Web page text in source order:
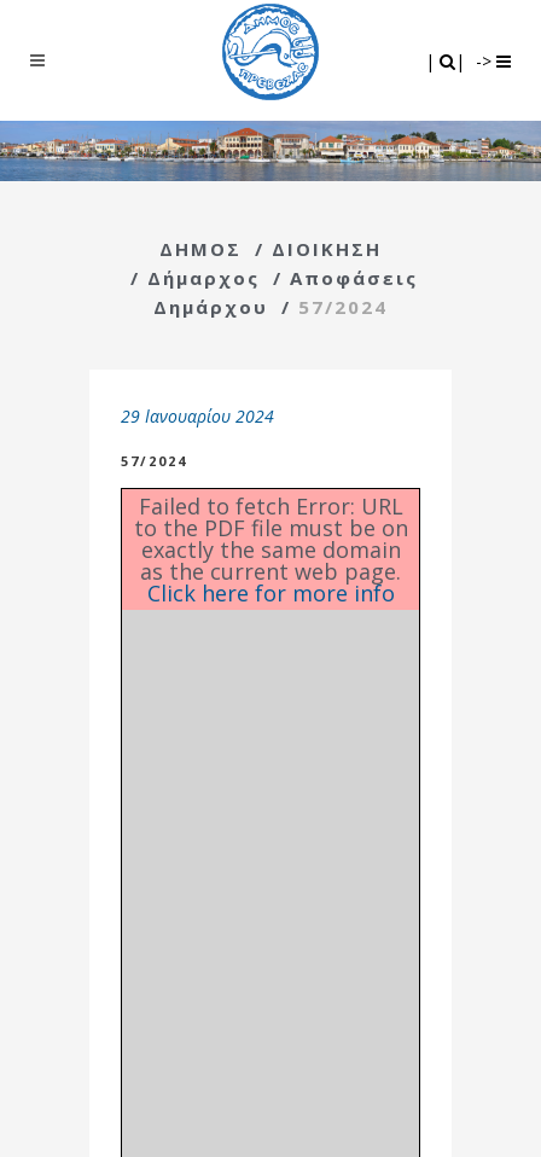
| | ->
ΔΗΜΟΣ / ΔΙΟΙΚΗΣΗ
/ Δήμαρχος / Αποφάσεις
Δημάρχου
/ 57/2024
29 Ιανουαρίου 2024
57/2024
Failed to fetch Error: URL
to the PDF file must be on
exactly the same domain
as the current web page.
Click here for more info